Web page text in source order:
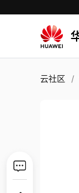
云社区